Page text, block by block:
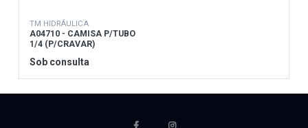
TM HIDRÁULICA
A04710 - CAMISA P/TUBO
1/4 (P/CRAVAR)
Sob consulta